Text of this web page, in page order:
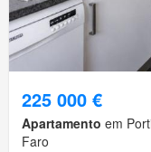
225 000 €
Apartamento em
Faro